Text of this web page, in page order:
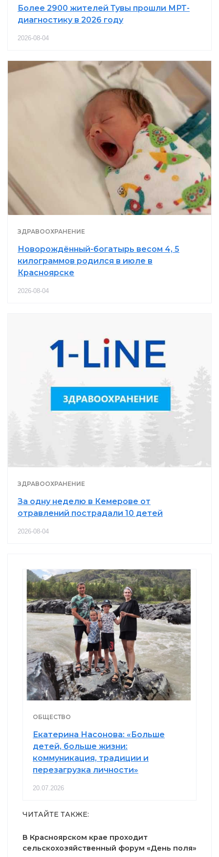
Более 2900 жителей Тувы прошли МРТ-
диагностику в 2026 году
2026-08-04
ЗДРАВООХРАНЕНИЕ
Новорождённый-богатырь весом 4, 5
килограммов родился в июле в
Красноярске
2026-08-04
ЗДРАВООХРАНЕНИЕ
За одну неделю в Кемерове от
отравлений пострадали 10 детей
2026-08-04
ОБЩЕСТВО
Екатерина Насонова: «Больше
детей, больше жизни:
коммуникация, традиции и
перезагрузка личности»
20.07.2026
ЧИТАЙТЕ ТАКЖЕ:
В Красноярском крае проходит
сельскохозяйственный форум «День поля»